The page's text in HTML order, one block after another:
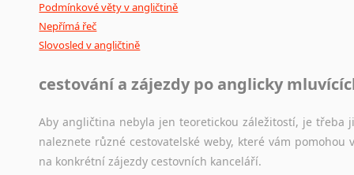
Podmínkové věty v angličtině
Nepřímá řeč
Slovosled v angličtině
cestování a zájezdy po anglicky
Aby angličtina nebyla jen teoretickou záležitostí, je
naleznete různé cestovatelské weby, které vám
na konkrétní zájezdy cestovních kanceláří.